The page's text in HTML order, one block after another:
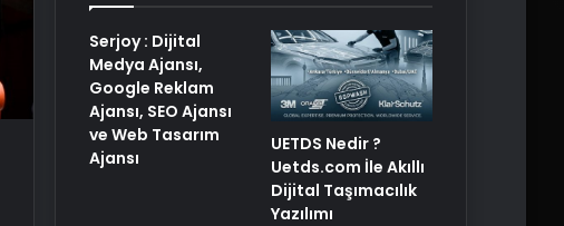
Serjoy : Dijital
Medya Ajansı,
Google Reklam
Ajansı, SEO Ajansı
ve Web Tasarım
Ajansı
UETDS Nedir ?
Uetds.com İle Akıllı
Dijital Taşımacılık
Yazılımı